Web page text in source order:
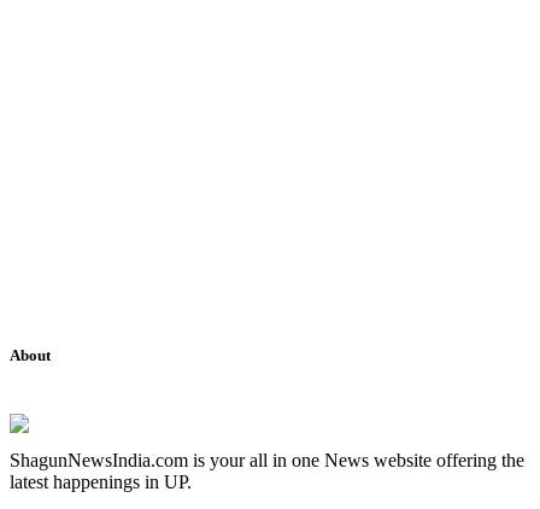
About
ShagunNewsIndia.com is your all in one News website offering the
latest happenings in UP.